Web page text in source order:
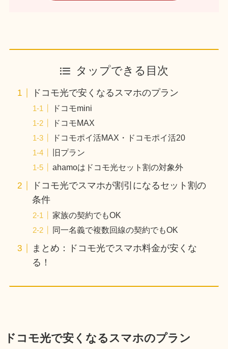
タップできる目次
ドコモ光で安くなるスマホのプラン
ドコモmini
ドコモMAX
ドコモポイ活MAX・ドコモポイ活20
旧プラン
ahamoはドコモ光セット割の対象外
ドコモ光でスマホが割引になるセット割の
条件
家族の契約でもOK
同一名義で複数回線の契約でもOK
まとめ：ドコモ光でスマホ料金が安くな
る！
ドコモ光で安くなるスマホのプラン